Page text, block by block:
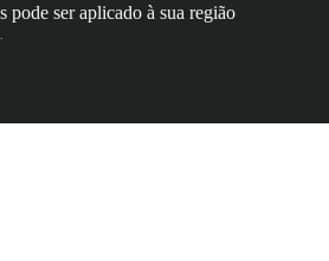
pode ser aplicado à sua região